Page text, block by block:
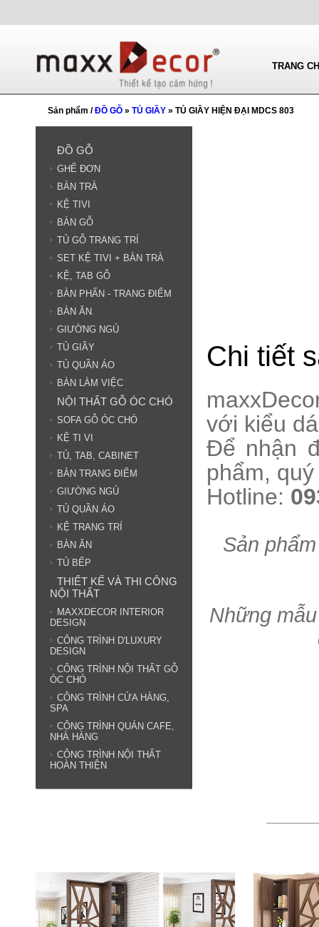
TRANG
Sản phẩm /ĐỒ GỖ » TỦ GIẦY » TỦ GIẦY HIỆN ĐẠI MDCS 803
Chi tiết
với kiểu
Để nhận
phẩm,
Hotline:
Sản
Những
ĐỒ GỖ
GHẾ ĐƠN
BÀN TRÀ
KỆ TIVI
BÀN GỖ
TỦ GỖ TRANG TRÍ
SET KỆ TIVI + BÀN TRÀ
KỆ, TAB GỖ
BÀN PHẤN - TRANG ĐIỂM
BÀN ĂN
GIƯỜNG NGỦ
TỦ GIẦY
TỦ QUẦN ÁO
BÀN LÀM VIỆC
NỘI THẤT GỖ ÓC CHÓ
SOFA GỖ ÓC CHÓ
KỆ TI VI
TỦ, TAB, CABINET
BÀN TRANG ĐIỂM
GIƯỜNG NGỦ
TỦ QUẦN ÁO
KỆ TRANG TRÍ
BÀN ĂN
TỦ BẾP
THIẾT KẾ VÀ THI CÔNG
NỘI THẤT
MAXXDECOR INTERIOR
DESIGN
CÔNG TRÌNH D'LUXURY
DESIGN
CÔNG TRÌNH NỘI THẤT GỖ
ÓC CHÓ
CÔNG TRÌNH CỬA HÀNG,
SPA
CÔNG TRÌNH QUÁN CAFE,
NHÀ HÀNG
CÔNG TRÌNH NỘI THẤT
HOÀN THIỆN